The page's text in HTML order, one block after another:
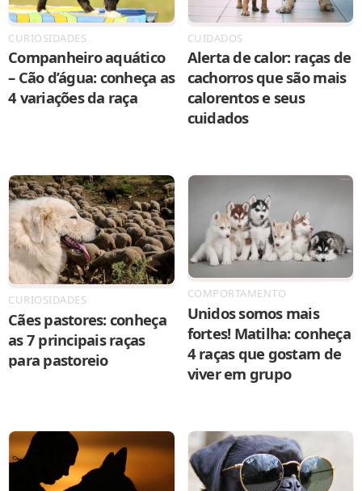
CURIOSIDADES
Companheiro aquático
– Cão d’água: conheça as
4 variações da raça
CUIDADOS
Alerta de calor: raças de
cachorros que são mais
calorentos e seus
cuidados
CURIOSIDADES
Cães pastores: conheça
as 7 principais raças
para pastoreio
COMPORTAMENTO
Unidos somos mais
fortes! Matilha: conheça
4 raças que gostam de
viver em grupo